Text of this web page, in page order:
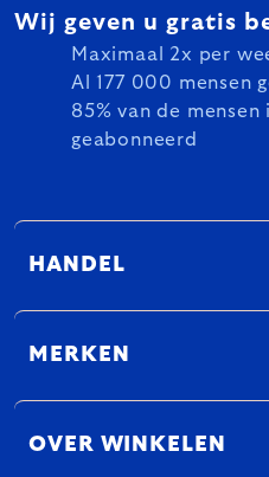
Wij geven u gratis
Maximaal 2x per
Al 177 000 mensen
85% van de
geabonneerd
HANDEL
MERKEN
OVER WINKELEN